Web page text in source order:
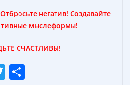
негатив! Создавайте
мыслеформы!
СЧАСТЛИВЫ!
T